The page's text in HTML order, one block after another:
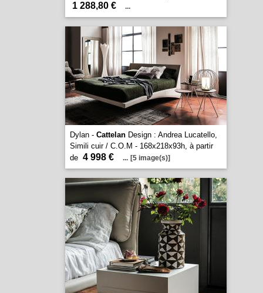
1 288,80 € ...
Dylan - CattelanDesign : Andrea Lucatello,
Simili cuir / C.O.M - 168x218x93h, à partir
de 4 998 € ... [5 image(s)]